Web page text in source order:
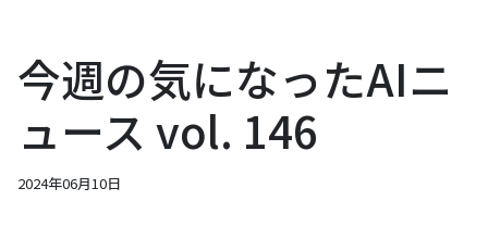
今週の気になったAIニ
ュース vol. 146
2024年06月10日